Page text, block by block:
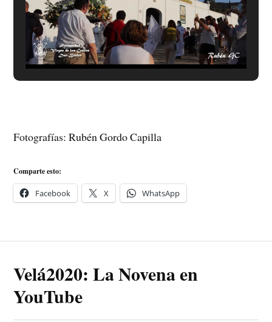
Fotografías: Rubén Gordo Capilla
Comparte esto:
Facebook X WhatsApp
Velá2020: La Novena en
YouTube